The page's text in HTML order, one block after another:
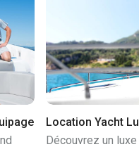
Location Yacht
Découvrez un